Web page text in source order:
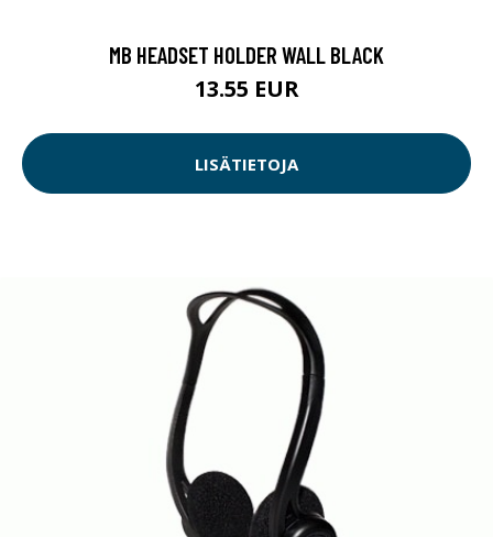
MB HEADSET HOLDER WALL BLACK
13.55 EUR
LISÄTIETOJA